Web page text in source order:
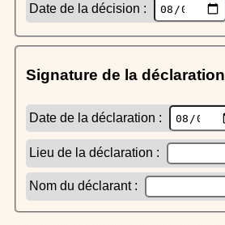
Date de la décision :
Signature de la déclaration
Date de la déclaration :
Lieu de la déclaration :
Nom du déclarant :